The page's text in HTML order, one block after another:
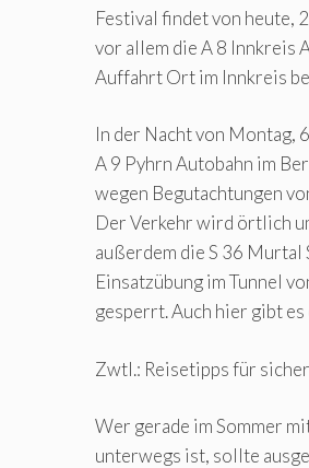
Festival findet von heute,
vor allem die A 8 Innkreis
Auffahrt Ort im Innkreis
In der Nacht von Montag,
A 9 Pyhrn Autobahn im
wegen Begutachtungen
Der Verkehr wird örtlich
außerdem die S 36
Einsatzübung im Tunnel
gesperrt. Auch hier gibt
Zwtl.: Reisetipps für
Wer gerade im Sommer
unterwegs ist, sollte